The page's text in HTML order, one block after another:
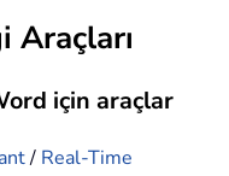
Araçları
için araçlar
/ Real-Time